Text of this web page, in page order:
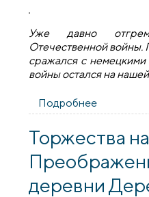
Уже давно
Отечественной войны.
сражался с немецкими
войны остался на
Подробнее
Торжества
деревни